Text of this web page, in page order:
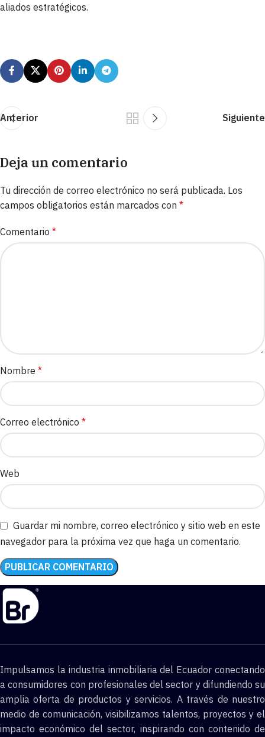
aliados estratégicos.
Anterior Siguiente
Deja un comentario
Tu dirección de correo electrónico no será publicada. Los
campos obligatorios están marcados con *
Comentario *
Nombre *
Correo electrónico *
Web
Guardar mi nombre, correo electrónico y sitio web en este
navegador para la próxima vez que haga un comentario.
Impulsamos la industria inmobiliaria del Ecuador conectando
a consumidores con profesionales del sector y difundiendo su
amplia oferta de productos y servicios. A través de nuestro
medio de comunicación, visibilizamos talentos, proyectos y el
impacto económico del sector, inspirando con contenido de